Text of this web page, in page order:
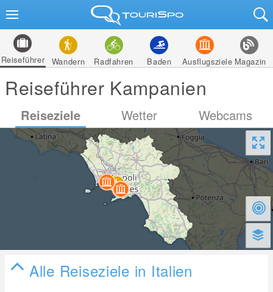
Reiseführer Wandern Radfahren Baden Ausflugsziele Magazin
Reiseführer Kampanien
Reiseziele Wetter Webcams
Alle Reiseziele in Italien